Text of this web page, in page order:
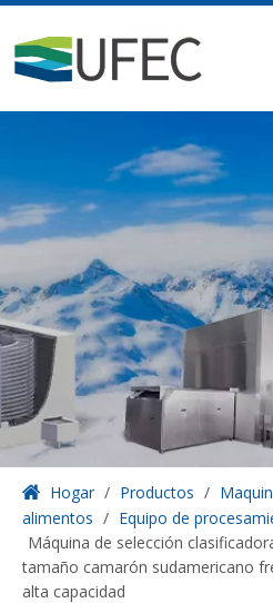
Hogar / Productos /
alimentos / Equipo de
Máquina de selección
tamaño camarón sudamericano
alta capacidad